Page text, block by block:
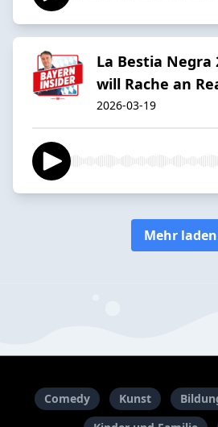
La Bestia Negra
will Rache an
2026-03-19
Mehr laden
Comedy Kunst